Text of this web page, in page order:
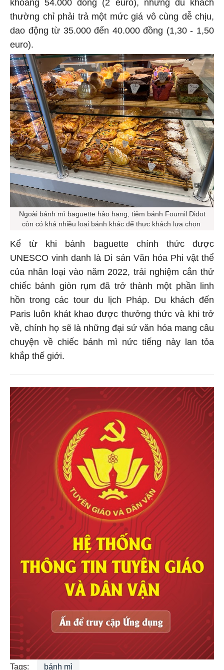
thường chỉ phải trả một mức giá vô cùng dễ chịu,
dao động từ 35.000 đến 40.000 đồng (1,30 - 1,50
euro).
Ngoài bánh mì baguette hảo hạng, tiệm bánh Fournil Didot
còn có khá nhiều loại bánh khác để thực khách lựa chọn
Kể từ khi bánh baguette chính thức được
UNESCO vinh danh là Di sản Văn hóa Phi vật thể
của nhân loại vào năm 2022, trải nghiệm cắn thử
chiếc bánh giòn rụm đã trở thành một phần linh
hồn trong các tour du lịch Pháp. Du khách đến
Paris luôn khát khao được thưởng thức và khi trở
về, chính họ sẽ là những đại sứ văn hóa mang câu
chuyện về chiếc bánh mì nức tiếng này lan tỏa
khắp thế giới.
Tags: bánh mì